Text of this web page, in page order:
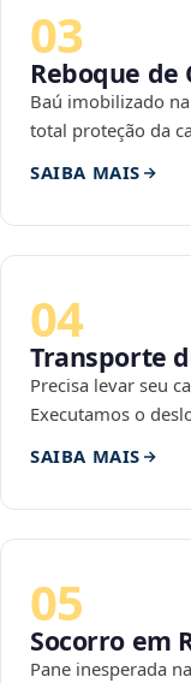
03
Reboque de
Baú imobilizado
total proteção da
SAIBA MAIS
04
Transporte
Precisa levar seu
Executamos o
SAIBA MAIS
05
Socorro em
Pane inesperada